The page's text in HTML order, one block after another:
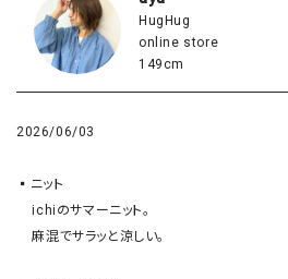
HugHug
online store
149cm
2026/06/03
▪️ニット
    ichiのサマーニット。
    麻混でサラッと涼しい。